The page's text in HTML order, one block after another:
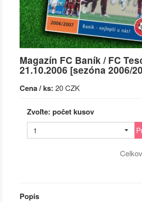
Magazín FC Baník / FC
21.10.2006 [sezóna 2006/
Cena / ks: 20 CZK
Zvoľte: počet kusov
1
Popis